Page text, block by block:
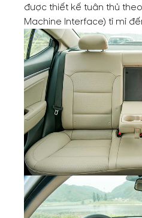
được thiết kế tuân thủ
Machine Interface) tỉ mỉ